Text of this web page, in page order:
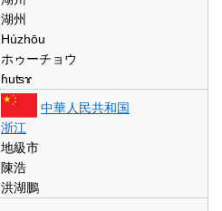
湖州
Húzhōu
ホゥーチョウ
ɦuʦɤ
中華人民共和国
浙江
地級市
陳浩
洪湖鵬